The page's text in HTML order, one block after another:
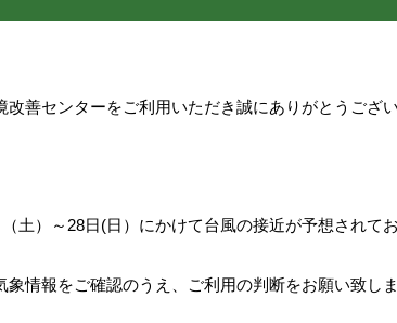
改善センターをご利用いただき誠にありがとうござい
土）～28日(日）にかけて台風の接近が予想されてお
象情報をご確認のうえ、ご利用の判断をお願い致しま